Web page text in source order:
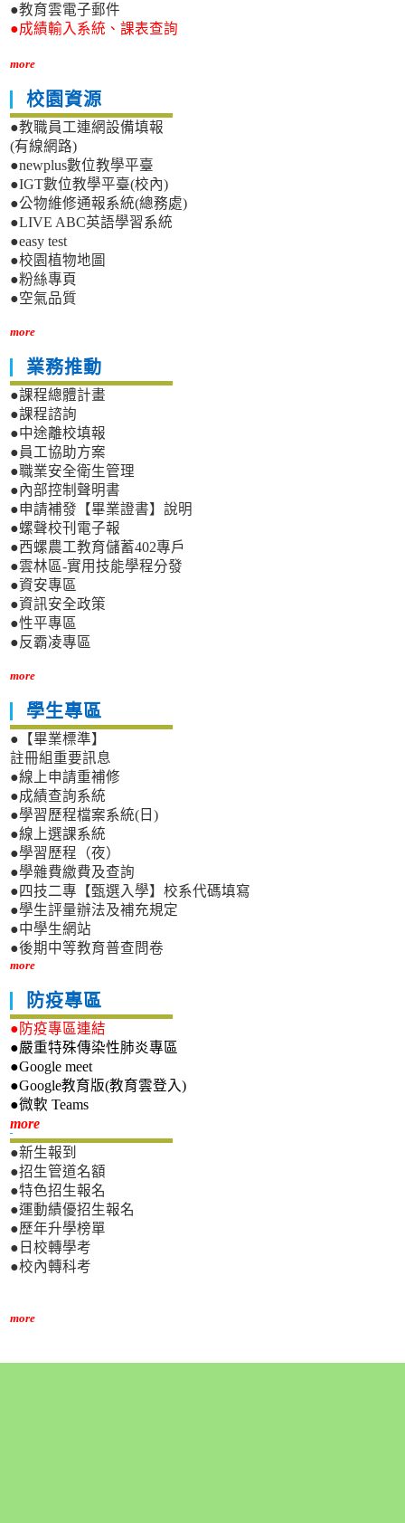
●教育雲電子郵件
●成績輸入系統、課表查詢
more
校園資源
●教職員工連網設備填報
(有線網路)
●newplus數位教學平臺
●IGT數位教學平臺(校內)
●公物維修通報系統(總務處)
●LIVE ABC英語學習系統
●easy test
●校園植物地圖
●粉絲專頁
●空氣品質
more
業務推動
●課程總體計畫
●課程諮詢
●中途離校填報
●員工協助方案
●職業安全衛生管理
●內部控制聲明書
●申請補發【畢業證書】說明
●螺聲校刊電子報
●西螺農工教育儲蓄402專戶
●雲林區-實用技能學程分發
●資安專區
●資訊安全政策
●性平專區
●反霸凌專區
more
學生專區
●【畢業標準】
註冊組重要訊息
●線上申請重補修
●成績查詢系統
●學習歷程檔案系統(日)
●線上選課系統
●學習歷程（夜）
●學雜費繳費及查詢
●四技二專【甄選入學】校系代碼填寫
●學生評量辦法及補充規定
●中學生網站
●後期中等教育普查問卷
more
防疫專區
●防疫專區連結
●嚴重特殊傳染性肺炎專區
●Google meet
●Google教育版(教育雲登入)
●微軟 Teams
more新生專區
●新生報到
●招生管道名額
●特色招生報名
●運動績優招生報名
●歷年升學榜單
●日校轉學考
●校內轉科考
more